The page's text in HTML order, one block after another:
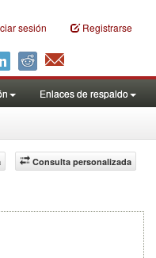
sesión Registrarse
Enlaces de respaldo
Consulta personalizada